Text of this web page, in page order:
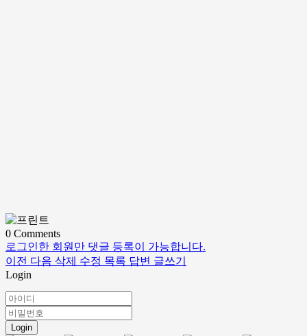
0 Comments
로그인한 회원만 댓글 등록이 가능합니다.
이전 다음 삭제 수정 목록 답변 글쓰기
Login
Login